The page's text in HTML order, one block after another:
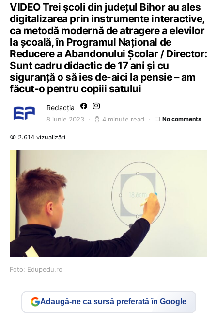
VIDEO Trei școli din județul Bihor au ales
digitalizarea prin instrumente interactive,
ca metodă modernă de atragere a elevilor
la școală, în Programul Național de
Reducere a Abandonului Școlar / Director:
Sunt cadru didactic de 17 ani și cu
siguranță o să ies de-aici la pensie – am
făcut-o pentru copiii satului
Redacția
8 iunie 2023 4 minute read No comments
2.614 vizualizări
Foto: Edupedu.ro
Adaugă-ne ca sursă preferată în Google